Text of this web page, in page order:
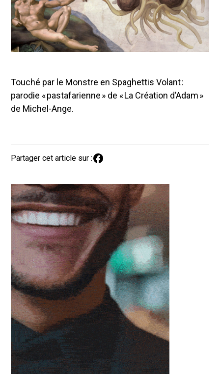
Touché par le Monstre en Spaghettis Volant :
parodie « pastafarienne » de « La Création d’Adam »
de Michel-Ange.
Partager cet article sur :